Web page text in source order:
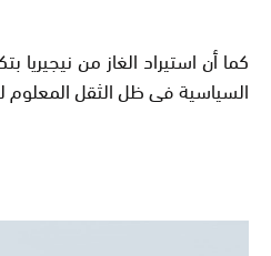
كما أن استيراد الغاز من
السياسية فى ظل الثقل المعلوم